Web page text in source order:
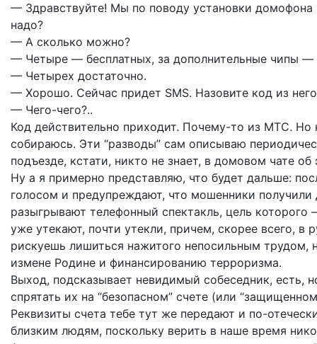
— Здравствуйте! Мы по поводу установки
надо?
— А сколько можно?
— Четыре — бесплатных, за дополнительные чипы —
— Четырех достаточно.
— Хорошо. Сейчас придет SMS. Назовите код из
— Чего-чего?..
Код действительно приходит. Почему-то из МТС. Но
собираюсь. Эти “разводы” сам описываю
подъезде, кстати, никто не знает, в домовом чате об
Ну а я примерно представляю, что будет дальше:
голосом и предупреждают, что мошенники
разыгрывают телефонный спектакль, цель
уже утекают, почти утекли, причем, скорее всего, в
рискуешь лишиться нажитого непосильным трудом,
измене Родине и финансированию терроризма.
Выход, подсказывает невидимый собеседник, есть,
спрятать их на “безопасном” счете (или
Реквизиты счета тебе тут же передают и по-
близким людям, поскольку верить в наше время